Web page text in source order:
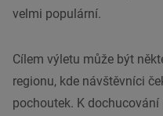
velmi populární.
Cílem výletu může být
regionu, kde návštěvníci
pochoutek. K